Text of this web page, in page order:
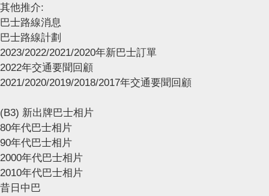
其他推介:
巴士路線消息
巴士路線計劃
2023/2022/2021/2020年新巴士訂單
2022年交通要聞回顧
2021/2020/2019/2018/2017年交通要聞回顧
(B3) 新出牌巴士相片
80年代巴士相片
90年代巴士相片
2000年代巴士相片
2010年代巴士相片
昔日中巴